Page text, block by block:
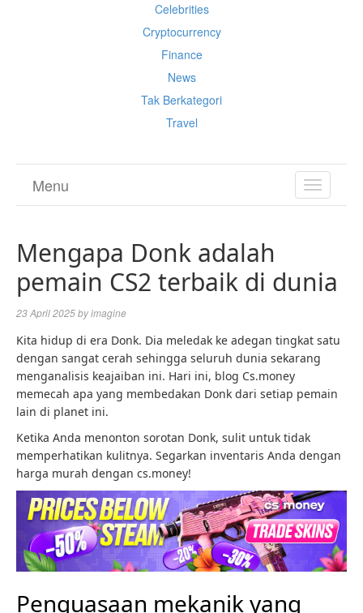
Celebrities
Cryptocurrency
Finance
News
Tak Berkategori
Travel
TOGGLE
Menu
Mengapa Donk adalah
pemain CS2 terbaik di dunia
23 April 2025byimagine
Kita hidup di era Donk. Dia meledak ke adegan tingkat satu
dengan sangat cerah sehingga seluruh dunia sekarang
menganalisis keajaiban ini. Hari ini, blog Cs.money
memecah apa yang membedakan Donk dari setiap pemain
lain di planet ini.
Ketika Anda menonton sorotan Donk, sulit untuk tidak
memperhatikan kulitnya. Segarkan inventaris Anda dengan
harga murah dengan cs.money!
Penguasaan mekanik yang